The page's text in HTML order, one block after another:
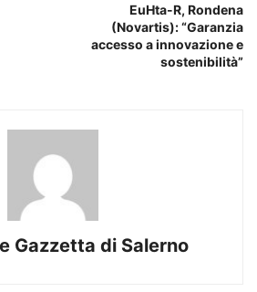
EuHta-R, Rondena
(Novartis): “Garanzia
accesso a innovazione e
sostenibilità”
Gazzetta di Salerno